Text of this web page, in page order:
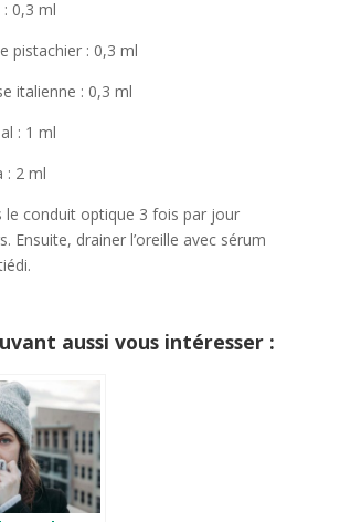
: 0,3 ml
pistachier : 0,3 ml
italienne : 0,3 ml
: 1 ml
: 2 ml
le conduit optique 3 fois par jour
Ensuite, drainer l’oreille avec sérum
aussi vous intéresser :